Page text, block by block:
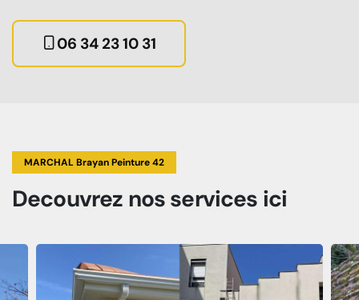
06 34 23 10 31
MARCHAL Brayan Peinture 42
Decouvrez nos services ici